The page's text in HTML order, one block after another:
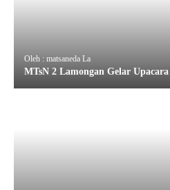
Oleh : matsaneda La
MTsN 2 Lamongan Gelar